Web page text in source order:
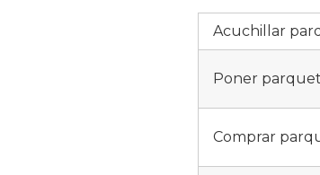
Acuchillar
Poner parquet
Comprar